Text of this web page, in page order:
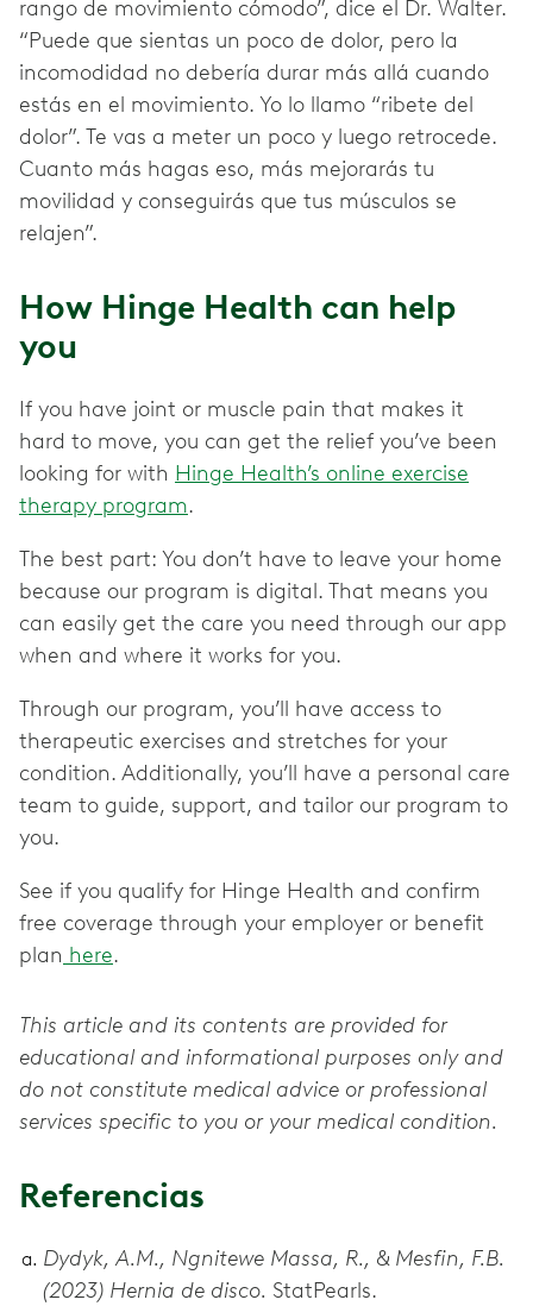
rango de movimiento cómodo”, dice el Dr. Walter.
“Puede que sientas un poco de dolor, pero la
incomodidad no debería durar más allá cuando
estás en el movimiento. Yo lo llamo “ribete del
dolor”. Te vas a meter un poco y luego retrocede.
Cuanto más hagas eso, más mejorarás tu
movilidad y conseguirás que tus músculos se
relajen”.
How Hinge Health can help
you
If you have joint or muscle pain that makes it
hard to move, you can get the relief you’ve been
looking for with Hinge Health’s online exercise
therapy program.
The best part: You don’t have to leave your home
because our program is digital. That means you
can easily get the care you need through our app
when and where it works for you.
Through our program, you’ll have access to
therapeutic exercises and stretches for your
condition. Additionally, you’ll have a personal care
team to guide, support, and tailor our program to
you.
See if you qualify for Hinge Health and confirm
free coverage through your employer or benefit
plan here.
This article and its contents are provided for
educational and informational purposes only and
do not constitute medical advice or professional
services specific to you or your medical condition.
Referencias
Dydyk, A.M., Ngnitewe Massa, R., & Mesfin, F.B.
(2023) Hernia de disco. StatPearls.